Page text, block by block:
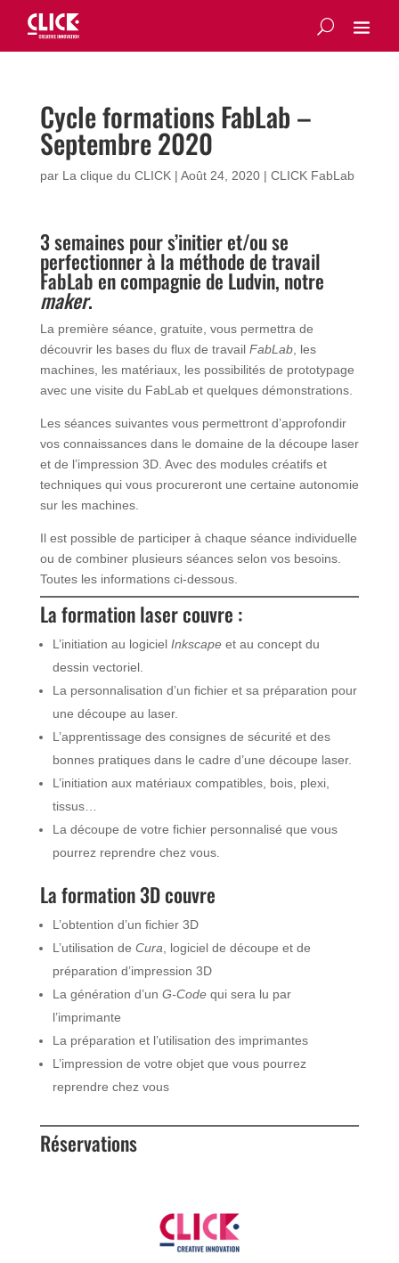
Cycle formations FabLab –
Septembre 2020
par La clique du CLICK| Août 24, 2020| CLICK FabLab
3 semaines pour s’initier et/ou se
perfectionner à la méthode de travail
FabLab en compagnie de Ludvin, notre
maker.
La première séance, gratuite, vous permettra de
découvrir les bases du flux de travail FabLab, les
machines, les matériaux, les possibilités de prototypage
avec une visite du FabLab et quelques démonstrations.
Les séances suivantes vous permettront d’approfondir
vos connaissances dans le domaine de la découpe laser
et de l’impression 3D. Avec des modules créatifs et
techniques qui vous procureront une certaine autonomie
sur les machines.
Il est possible de participer à chaque séance individuelle
ou de combiner plusieurs séances selon vos besoins.
Toutes les informations ci-dessous.
La formation laser couvre :
L’initiation au logiciel Inkscape et au concept du
dessin vectoriel.
La personnalisation d’un fichier et sa préparation pour
une découpe au laser.
L’apprentissage des consignes de sécurité et des
bonnes pratiques dans le cadre d’une découpe laser.
L’initiation aux matériaux compatibles, bois, plexi,
tissus…
La découpe de votre fichier personnalisé que vous
pourrez reprendre chez vous.
La formation 3D couvre
L’obtention d’un fichier 3D
L’utilisation de Cura , logiciel de découpe et de
préparation d’impression 3D
La génération d’un G-Code qui sera lu par
l’imprimante
La préparation et l’utilisation des imprimantes
L’impression de votre objet que vous pourrez
reprendre chez vous
Réservations